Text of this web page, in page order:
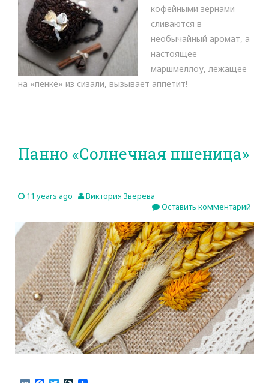
кофейными зернами
сливаются в
необычайный аромат, а
настоящее
маршмеллоу, лежащее
на «пенке» из сизали, вызывает аппетит!
Панно «Солнечная пшеница»
11 years ago
Виктория Зверева
Оставить комментарий